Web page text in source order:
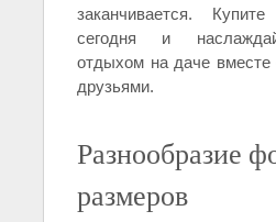
заканчивается.
сегодня и
отдыхом на даче
друзьями.
Разнообразие
размеров